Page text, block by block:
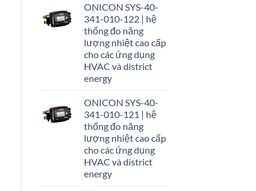
ONICON SYS-40-
341-010-122 | hệ
thống đo năng
lượng nhiệt cao cấp
cho các ứng dụng
HVAC và district
energy
ONICON SYS-40-
341-010-121 | hệ
thống đo năng
lượng nhiệt cao cấp
cho các ứng dụng
HVAC và district
energy